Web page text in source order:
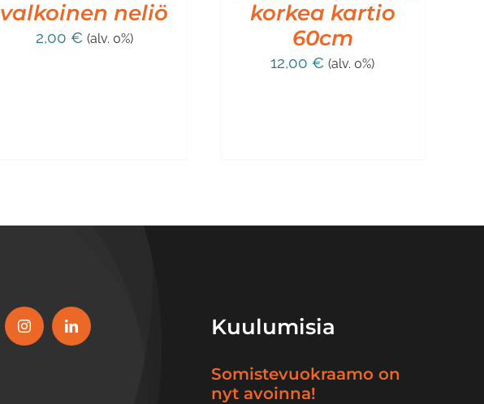
valkoinen neliö
2,00 € (alv. 0%)
korkea kartio
60cm
12,00€ (alv. 0%)
Kuulumisia
Somistevuokraamo on
nyt avoinna!